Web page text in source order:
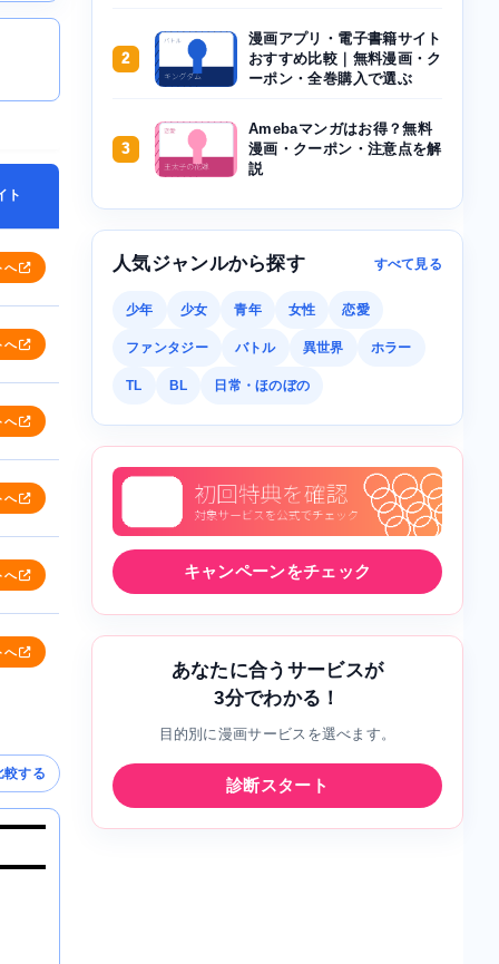
ト
へ
へ
へ
へ
へ
へ
較する
2
漫画アプリ・電子書籍サイト
おすすめ比較｜無料漫画・ク
ーポン・全巻購入で選ぶ
3
Amebaマンガはお得？無料
漫画・クーポン・注意点を解
説
人気ジャンルから探す すべて見る
少年 少女 青年 女性 恋愛
ファンタジー バトル 異世界 ホラー
TL BL 日常・ほのぼの
キャンペーンをチェック
あなたに合うサービスが
3分でわかる！
目的別に漫画サービスを選べます。
診断スタート